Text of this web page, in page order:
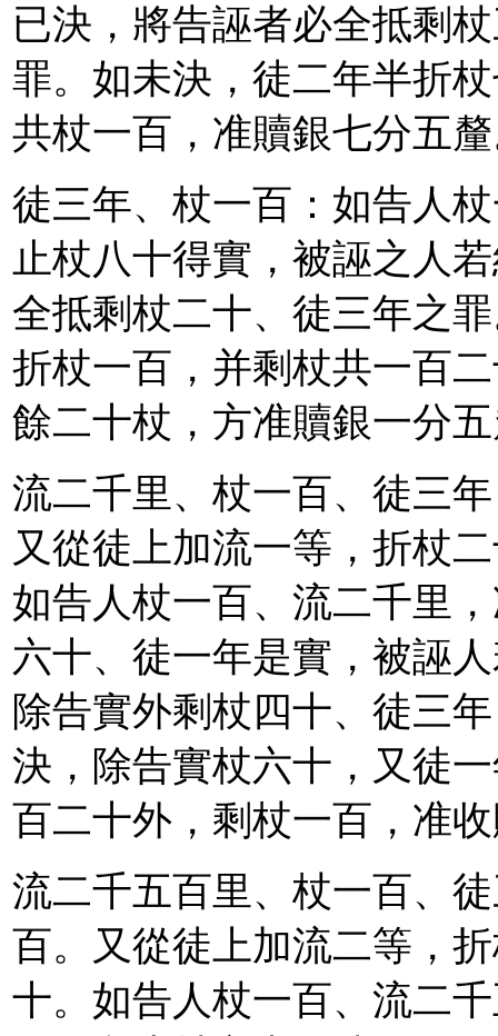
已決，將告誣者必全抵剩
罪。如未決，徒二年半折
共杖一百，准贖銀七分五
徒三年、杖一百：如告人
止杖八十得實，被誣之人
全抵剩杖二十、徒三年之
折杖一百，并剩杖共一百
餘二十杖，方准贖銀一分
流二千里、杖一百、徒三
又從徒上加流一等，折杖
如告人杖一百、流二千里
六十、徒一年是實，被誣
除告實外剩杖四十、徒三
決，除告實杖六十，又徒
百二十外，剩杖一百，准
流二千五百里、杖一百、
百。又從徒上加流二等，
十。如告人杖一百、流二